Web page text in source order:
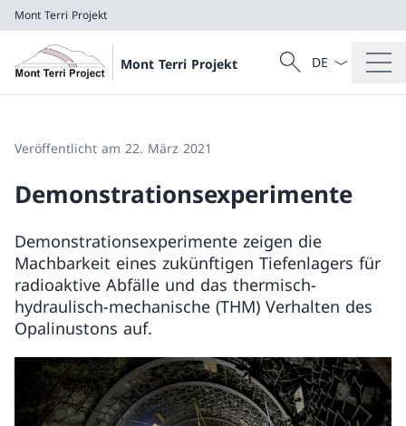
Mont Terri Projekt
Mont Terri Projekt
Suche
Suche
Sprach
Veröffentlicht am 22. März 2021
Demonstrationsexperimente
Demonstrationsexperimente zeigen die
Machbarkeit eines zukünftigen Tiefenlagers für
radioaktive Abfälle und das thermisch-
hydraulisch-mechanische (THM) Verhalten des
Opalinustons auf.